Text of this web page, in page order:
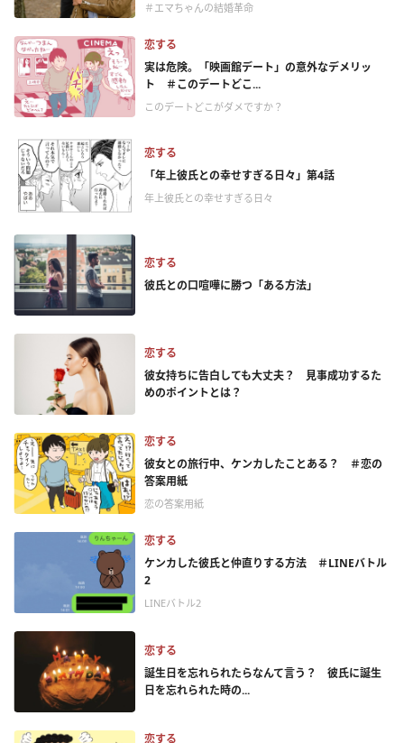
＃エマちゃんの結婚革命
恋する
実は危険。「映画館デート」の意外なデメリッ
ト ＃このデートどこ...
このデートどこがダメですか？
恋する
「年上彼氏との幸せすぎる日々」第4話
年上彼氏との幸せすぎる日々
恋する
彼氏との口喧嘩に勝つ「ある方法」
恋する
彼女持ちに告白しても大丈夫？ 見事成功するた
めのポイントとは？
恋する
彼女との旅行中、ケンカしたことある？ ＃恋の
答案用紙
恋の答案用紙
恋する
ケンカした彼氏と仲直りする方法 ＃LINEバトル
2
LINEバトル2
恋する
誕生日を忘れられたらなんて言う？ 彼氏に誕生
日を忘れられた時の...
恋する